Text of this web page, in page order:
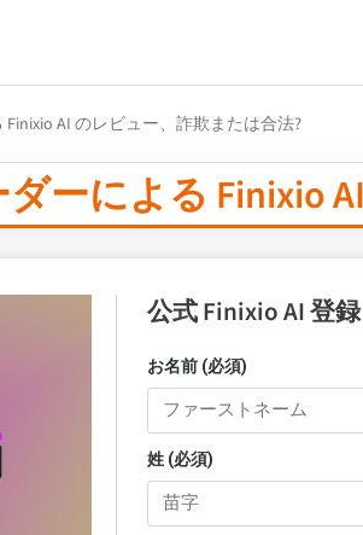
AI のレビュー、詐欺または合法?
ーによる Finixio
公式 Finixio AI 登録
お名前 (必須)
姓 (必須)